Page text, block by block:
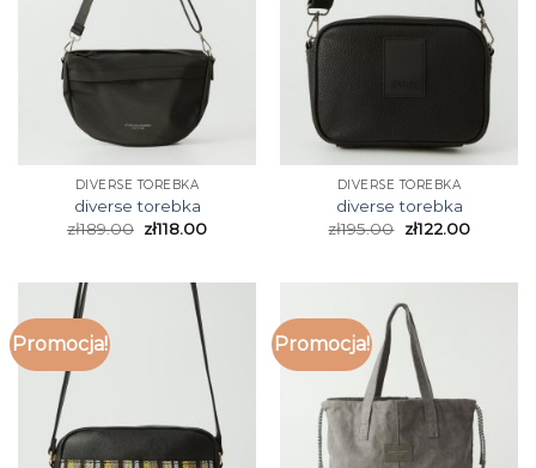
DIVERSE TOREBKA
diverse torebka
zł189.00 zł118.00
DIVERSE TOREBKA
diverse torebka
zł195.00 zł122.00
Promocja! Promocja!